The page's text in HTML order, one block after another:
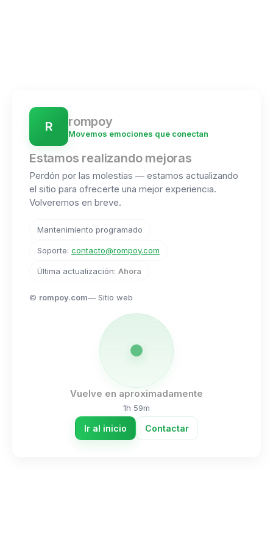
R rompoy
Movemos emociones que conectan
Estamos realizando mejoras
Perdón por las molestias — estamos actualizando
el sitio para ofrecerte una mejor experiencia.
Volveremos en breve.
Mantenimiento programado
Soporte: contacto@rompoy.com
Última actualización: Ahora
© rompoy.com— Sitio web
Vuelve en aproximadamente
1h 59m
Ir al inicio Contactar